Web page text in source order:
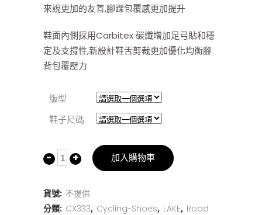
來說更加的友善,腳踝包覆感更加提升
鞋面內側採用Carbitex 碳纖增加足弓貼和穩
定及支撐性,新設計鞋舌剪裁更加優化均衡腳
背包覆壓力
版型
鞋子尺碼
加入購物車
貨號: 不提供
分類: CX333, Cycling-Shoes, LAKE, Road